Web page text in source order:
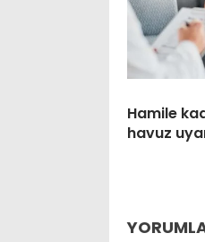
Hamile
havuz